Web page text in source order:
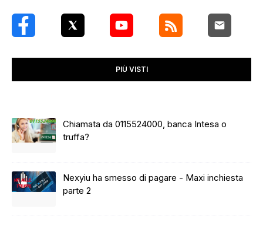
PIÙ VISTI
Chiamata da 0115524000, banca Intesa o
truffa?
Nexyiu ha smesso di pagare - Maxi inchiesta
parte 2